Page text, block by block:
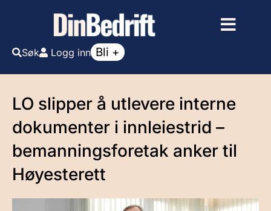
Søk Logg inn Bli +
LO slipper å utlevere interne
dokumenter i innleiestrid –
bemanningsforetak anker til
Høyesterett